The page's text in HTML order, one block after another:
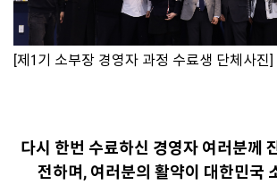
[제1기 소부장 경영자 과정 수료생 단체사진]
다시 한번 수료하신 경영자 여러분께
전하며, 여러분의 활약이 대한민국